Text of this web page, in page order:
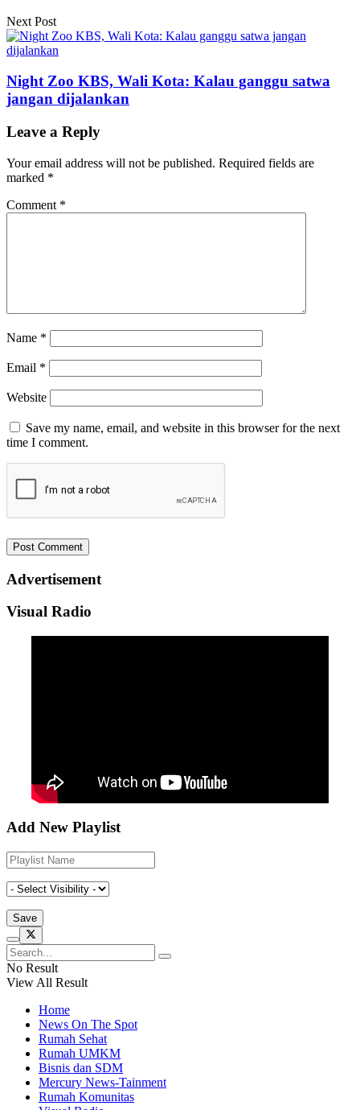
Next Post
Night Zoo KBS, Wali Kota: Kalau ganggu satwa
jangan dijalankan
Leave a Reply
Your email address will not be published. Required fields are
marked *
Comment *
Name *
Email *
Website
Save my name, email, and website in this browser for the next
time I comment.
Advertisement
Visual Radio
Add New Playlist
No Result
View All Result
Home
News On The Spot
Rumah Sehat
Rumah UMKM
Bisnis dan SDM
Mercury News-Tainment
Rumah Komunitas